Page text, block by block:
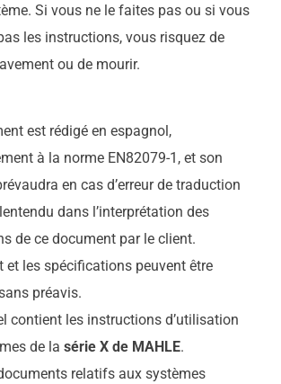
Si vous ne le faites pas ou si vous
les instructions, vous risquez de
ou de mourir.
est rédigé en espagnol,
à la norme EN82079-1, et son
en cas d’erreur de traduction
dans l’interprétation des
de ce document par le client.
et les spécifications peuvent être
préavis.
contient les instructions d’utilisation
de la série X de MAHLE.
relatifs aux systèmes